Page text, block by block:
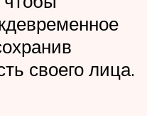
своего лица.